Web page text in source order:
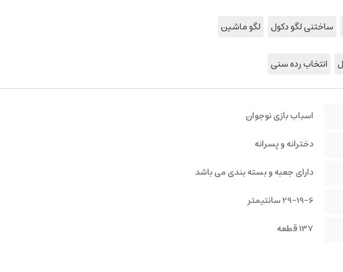
ساختنی لگو دکول
لگو ماشین
انتخاب رده سنی
اسباب بازی نوجوان
دخترانه و پسرانه
دارای جعبه و بسته بندی می باشد
29-19-6 سانتیمتر
137 قطعه